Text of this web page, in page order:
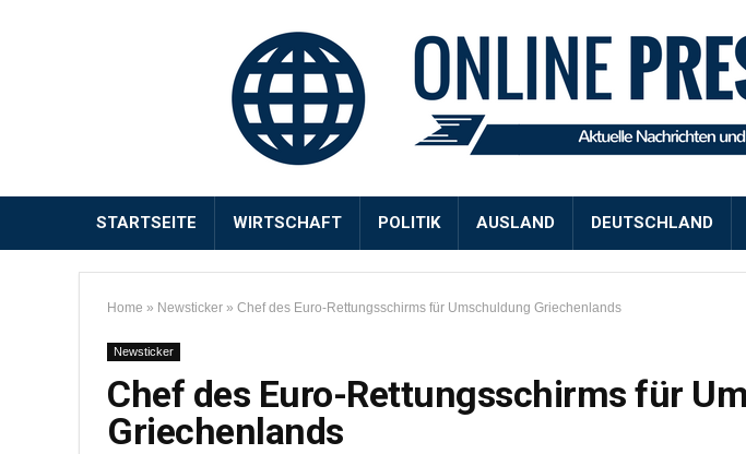
STARTSEITE WIRTSCHAFT POLITIK AUSLAND DEUTSCHLAND
Home » Newsticker » Chef des Euro-Rettungsschirms für Umschuldung Griechenlands
Newsticker
Chef des Euro-Rettungsschirms für
Griechenlands